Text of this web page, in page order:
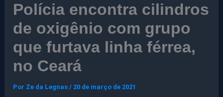
Polícia encontra cilindros
de oxigênio com grupo
que furtava linha férrea,
no Ceará
Por Ze da Legnas/ 20 de março de 2021